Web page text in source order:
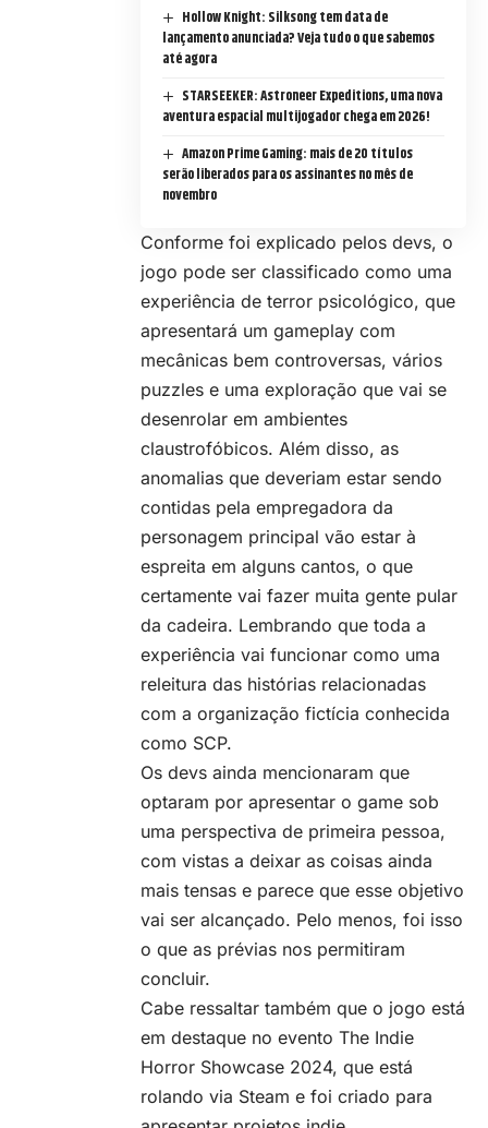
Hollow Knight: Silksong tem data de
lançamento anunciada? Veja tudo o que sabemos
até agora
STARSEEKER: Astroneer Expeditions, uma nova
aventura espacial multijogador chega em 2026!
Amazon Prime Gaming: mais de 20 títulos
serão liberados para os assinantes no mês de
novembro
Conforme foi explicado pelos devs, o
jogo pode ser classificado como uma
experiência de terror psicológico, que
apresentará um gameplay com
mecânicas bem controversas, vários
puzzles e uma exploração que vai se
desenrolar em ambientes
claustrofóbicos. Além disso, as
anomalias que deveriam estar sendo
contidas pela empregadora da
personagem principal vão estar à
espreita em alguns cantos, o que
certamente vai fazer muita gente pular
da cadeira. Lembrando que toda a
experiência vai funcionar como uma
releitura das histórias relacionadas
com a organização fictícia conhecida
como SCP.
Os devs ainda mencionaram que
optaram por apresentar o game sob
uma perspectiva de primeira pessoa,
com vistas a deixar as coisas ainda
mais tensas e parece que esse objetivo
vai ser alcançado. Pelo menos, foi isso
o que as prévias nos permitiram
concluir.
Cabe ressaltar também que o jogo está
em destaque no evento The Indie
Horror Showcase 2024, que está
rolando via Steam e foi criado para